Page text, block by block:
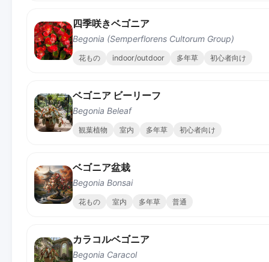
四季咲きベゴニア
Begonia (Semperflorens Cultorum Group)
花もの indoor/outdoor 多年草 初心者向け
ベゴニア ビーリーフ
Begonia Beleaf
観葉植物 室内 多年草 初心者向け
ベゴニア盆栽
Begonia Bonsai
花もの 室内 多年草 普通
カラコルベゴニア
Begonia Caracol